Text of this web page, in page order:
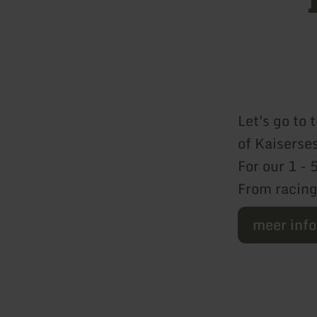
Let's go to
of
For our 1 -
From
meer